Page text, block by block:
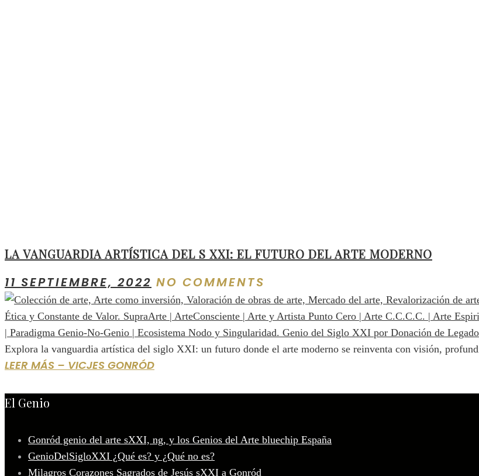
LA VANGUARDIA ARTÍSTICA DEL S XXI: EL FUTURO DEL ARTE MODERNO
11 SEPTIEMBRE, 2022 NO COMMENTS
Explora la vanguardia artística del siglo XXI: un futuro donde el arte moderno se reinventa con visión,
LEER MÁS – VICJES GONRÓD
El Genio
Gonród genio del arte sXXI, ng, y los Genios del Arte bluechip España
GenioDelSigloXXI ¿Qué es? y ¿Qué no es?
Milagros Corazones Sagrados de Jesús sXXI a Gonród